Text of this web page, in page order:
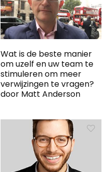
Wat is de beste manier
om uzelf en uw team te
stimuleren om meer
verwijzingen te vragen?
door Matt Anderson